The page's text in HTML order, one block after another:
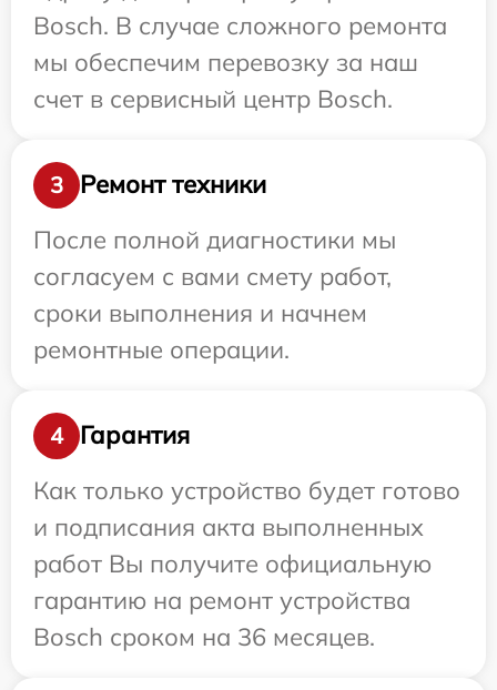
Bosch. В случае сложного ремонта
мы обеспечим перевозку за наш
счет в сервисный центр Bosch.
3
Ремонт техники
После полной диагностики мы
согласуем с вами смету работ,
сроки выполнения и начнем
ремонтные операции.
4
Гарантия
Как только устройство будет готово
и подписания акта выполненных
работ Вы получите официальную
гарантию на ремонт устройства
Bosch сроком на 36 месяцев.